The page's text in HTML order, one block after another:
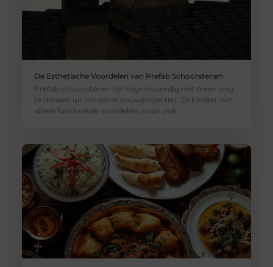
De Esthetische Voordelen van Prefab Schoorstenen
Prefab schoorstenen zijn tegenwoordig niet meer weg
te denken uit moderne bouwprojecten. Ze bieden niet
alleen functionele voordelen, maar ook